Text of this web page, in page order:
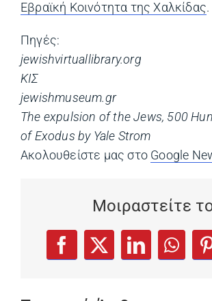
Εβραϊκή Κοινότητα της Χαλκίδας.
Πηγές:
jewishvirtuallibrary.org
ΚΙΣ
jewishmuseum.gr
The expulsion of the Jews, 500
of Exodus by Yale Strom
Ακολουθείστε μας στο Google
Μοιραστείτε
Facebook
(opens in a new tab)
X
(opens in a new
LinkedIn
(opens in a